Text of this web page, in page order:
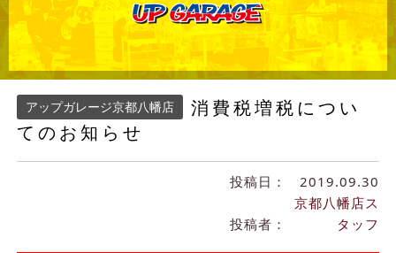
アップガレージ京都八幡店
消費税増税につい
てのお知らせ
投稿日： 2019.09.30
投稿者：
京都八幡店ス
タッフ